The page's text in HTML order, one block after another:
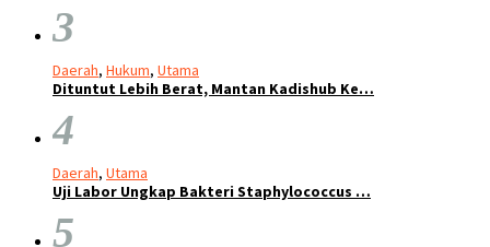
3
Daerah, Hukum, Utama
Dituntut Lebih Berat, Mantan Kadishub Ke…
4
Daerah, Utama
Uji Labor Ungkap Bakteri Staphylococcus …
5